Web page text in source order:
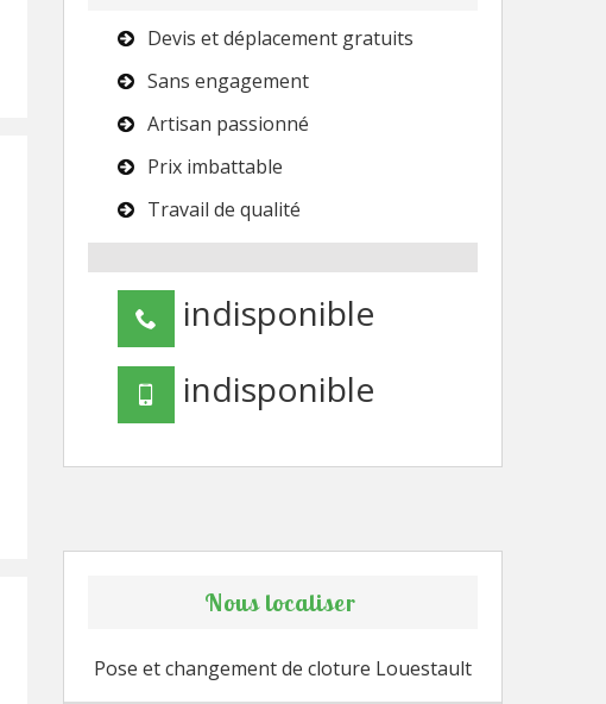
Devis et déplacement gratuits
Sans engagement
Artisan passionné
Prix imbattable
Travail de qualité
indisponible
indisponible
Nous localiser
Pose et changement de cloture Louestault